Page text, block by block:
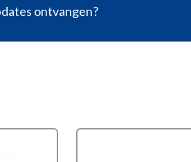
ontvangen?